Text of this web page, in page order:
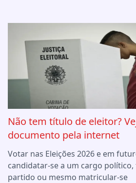
Não tem título de eleitor?
documento pela internet
Votar nas Eleições 2026 e em
candidatar-se a um cargo político,
partido ou mesmo matricular-se